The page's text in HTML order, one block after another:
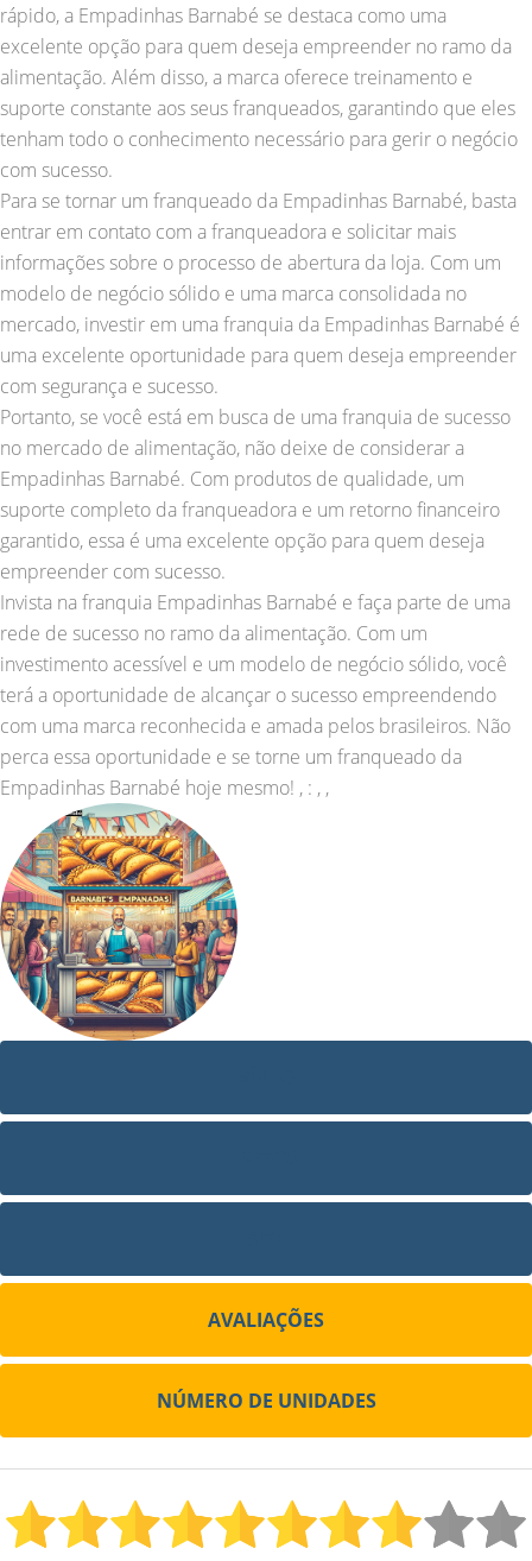
rápido, a Empadinhas Barnabé se destaca como uma
excelente opção para quem deseja empreender no ramo da
alimentação. Além disso, a marca oferece treinamento e
suporte constante aos seus franqueados, garantindo que eles
tenham todo o conhecimento necessário para gerir o negócio
com sucesso.
Para se tornar um franqueado da Empadinhas Barnabé, basta
entrar em contato com a franqueadora e solicitar mais
informações sobre o processo de abertura da loja. Com um
modelo de negócio sólido e uma marca consolidada no
mercado, investir em uma franquia da Empadinhas Barnabé é
uma excelente oportunidade para quem deseja empreender
com segurança e sucesso.
Portanto, se você está em busca de uma franquia de sucesso
no mercado de alimentação, não deixe de considerar a
Empadinhas Barnabé. Com produtos de qualidade, um
suporte completo da franqueadora e um retorno financeiro
garantido, essa é uma excelente opção para quem deseja
empreender com sucesso.
Invista na franquia Empadinhas Barnabé e faça parte de uma
rede de sucesso no ramo da alimentação. Com um
investimento acessível e um modelo de negócio sólido, você
terá a oportunidade de alcançar o sucesso empreendendo
com uma marca reconhecida e amada pelos brasileiros. Não
perca essa oportunidade e se torne um franqueado da
Empadinhas Barnabé hoje mesmo! , : , ,
AVALIAÇÕES
NÚMERO DE UNIDADES